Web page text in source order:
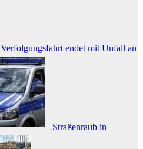
Verfolgungsfahrt endet mit Unfall an
Straßenraub in